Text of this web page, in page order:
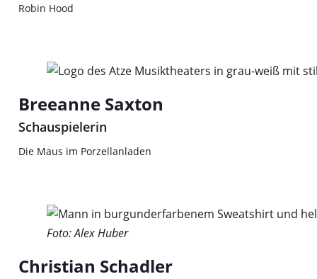
Robin Hood
Breeanne Saxton
Schauspielerin
Die Maus im Porzellanladen
Foto: Alex Huber
Christian Schadler